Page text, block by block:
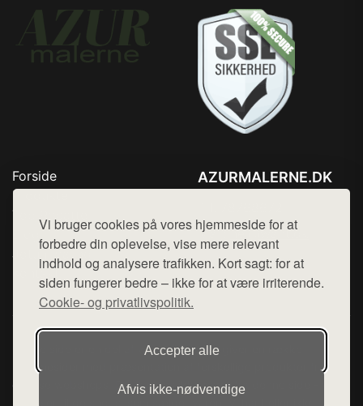
Vi bruger cookies på vores hjemmeside for at
forbedre din oplevelse, vise mere relevant
indhold og analysere trafikken. Kort sagt: for at
siden fungerer bedre – ikke for at være irriterende.
Cookie- og privatlivspolitik.
Accepter alle
Afvis ikke‑nødvendige
Forside
Produkter
Top Rabatter
Jotun maling
Kontakt
AZURMALERNE.DK
Mail:hej@want.dk
Cookie- og privatlivspolitik
Denne side er en del af want.dk, der udgiver en række
hjemmesider med præsentation af forskellige produkter fra
diverse webshops. Der sælges ikke varer fra denne side - vi